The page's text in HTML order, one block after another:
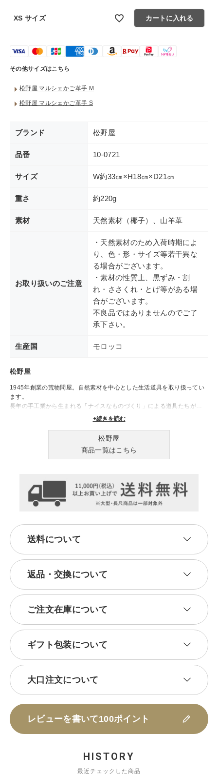
全ての商品
XS サイズ カートに入れる
その他サイズはこちら
松野屋 マルシェかご革手 M
松野屋 マルシェかご革手 S
ブランド 松野屋
品番 10-0721
サイズ W約33㎝×H18㎝×D21㎝
重さ 約220g
素材 天然素材（椰子）、山羊革
お取り扱いのご注意
・天然素材のため入荷時期によ
り、色・形・サイズ等若干異な
る場合がございます。
・素材の性質上、黒ずみ・割
れ・ささくれ・とげ等がある場
合がございます。
不良品ではありませんのでご了
承下さい。
生産国 モロッコ
松野屋
1945年創業の荒物問屋。自然素材を中心とした生活道具を取り扱ってい
ます。
長年の手工業から生まれる「ナイスなものづくり」による道具たちが、
+続きを読む
松野屋
商品一覧はこちら
送料について
返品・交換について
ご注文在庫について
ギフト包装について
大口注文について
レビューを書いて100ポイント
HISTORY
最近チェックした商品